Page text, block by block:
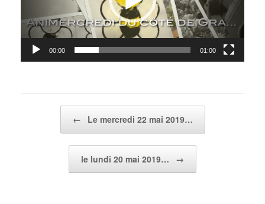
00:00 01:00
← Le mercredi 22 mai 2019…
le lundi 20 mai 2019… →